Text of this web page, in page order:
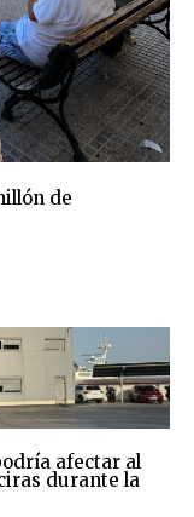
de
afectar al
durante la